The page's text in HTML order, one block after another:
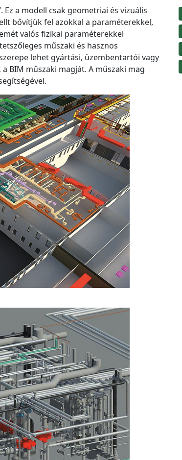
Ez a modell csak geometriai és vizuális
bővítjük fel azokkal a paraméterekkel,
valós fizikai paraméterekkel
műszaki és hasznos
lehet gyártási, üzembentartói vagy
BIM műszaki magját. A műszaki mag